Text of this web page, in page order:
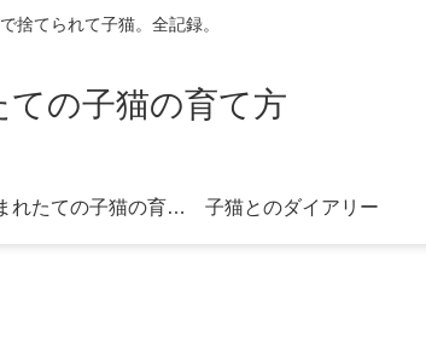
捨てられて子猫。全記録。
ての子猫の育て方
生まれたての子猫の育て方 子猫とのダイアリー